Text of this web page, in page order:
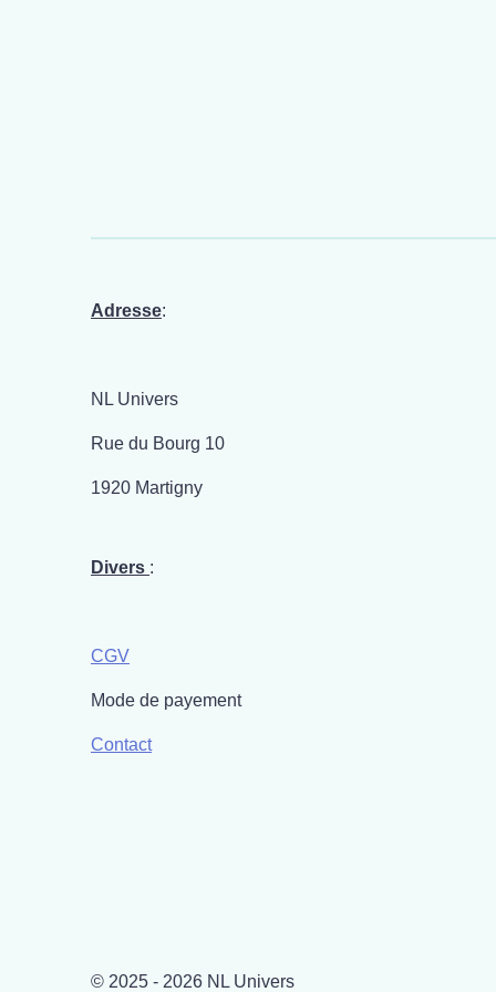
Adresse:
NL Univers
Rue du Bourg 10
1920 Martigny
Divers :
CGV
Mode de payement
Contact
© 2025 - 2026 NL Univers